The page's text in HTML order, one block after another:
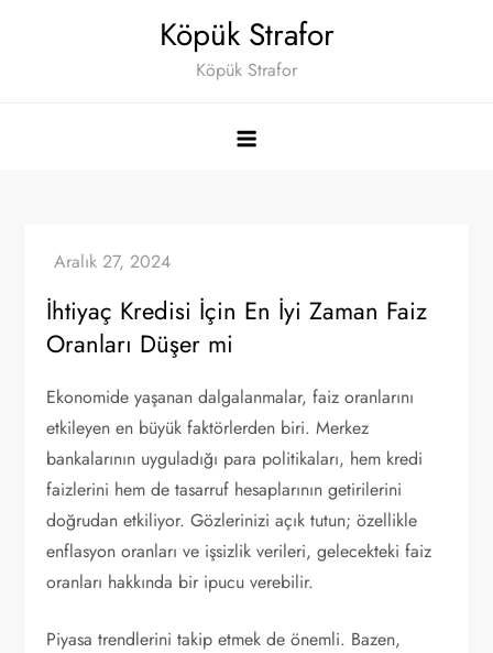
Köpük Strafor
Köpük Strafor
İhtiyaç Kredisi İçin En İyi Zaman Faiz
Oranları Düşer mi
Ekonomide yaşanan dalgalanmalar, faiz oranlarını
etkileyen en büyük faktörlerden biri. Merkez
bankalarının uyguladığı para politikaları, hem kredi
faizlerini hem de tasarruf hesaplarının getirilerini
doğrudan etkiliyor. Gözlerinizi açık tutun; özellikle
enflasyon oranları ve işsizlik verileri, gelecekteki faiz
oranları hakkında bir ipucu verebilir.
Piyasa trendlerini takip etmek de önemli. Bazen,